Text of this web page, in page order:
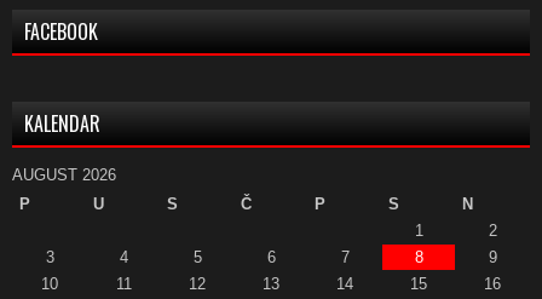
FACEBOOK
KALENDAR
AUGUST 2026
P
U S Č P S
N
1
2
3
4 5 6 7 8
9
10
11 12 13 14 15
16